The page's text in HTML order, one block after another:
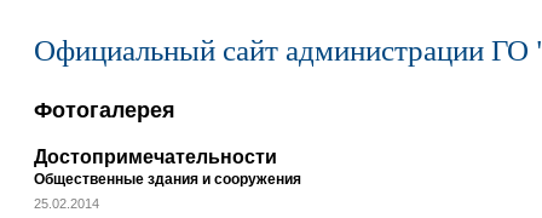
Официальный сайт администрации ГО
Фотогалерея
Достопримечательности
Общественные здания и сооружения
25.02.2014